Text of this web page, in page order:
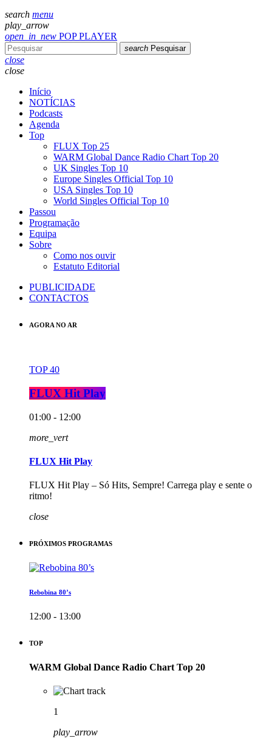
search menu
play_arrow
open_in_new POP PLAYER
search Pesquisar
close
close
Início
NOTÍCIAS
Podcasts
Agenda
Top
FLUX Top 25
WARM Global Dance Radio Chart Top 20
UK Singles Top 10
Europe Singles Official Top 10
USA Singles Top 10
World Singles Official Top 10
Passou
Programação
Equipa
Sobre
Como nos ouvir
Estatuto Editorial
PUBLICIDADE
CONTACTOS
AGORA NO AR
TOP 40
FLUX Hit Play
01:00 - 12:00
more_vert
FLUX Hit Play
FLUX Hit Play – Só Hits, Sempre! Carrega play e sente o
ritmo!
close
PRÓXIMOS PROGRAMAS
Rebobina 80’s
12:00 - 13:00
TOP
WARM Global Dance Radio Chart Top 20
1
play_arrow